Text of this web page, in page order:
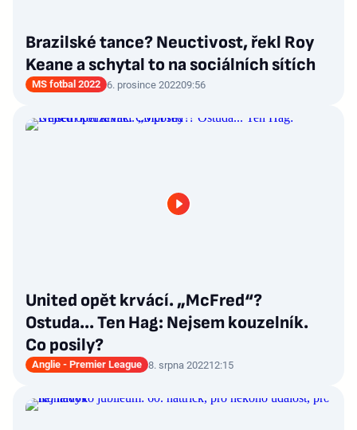
Brazilské tance? Neuctivost, řekl Roy
Keane a schytal to na sociálních sítích
MS fotbal 2022 6. prosince 202209:56
United opět krvácí. „McFred“?
Ostuda... Ten Hag: Nejsem kouzelník.
Co posily?
Anglie - Premier League 8. srpna 202212:15